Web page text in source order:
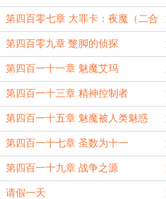
第四百零七章 大罪卡：夜魔（二合
一）
第四百零九章 蹩脚的侦探
第四百一十一章 魅魔艾玛
第四百一十三章 精神控制者
第四百一十五章 魅魔被人类魅惑
了？
第四百一十七章 圣数为十一
第四百一十九章 战争之源
请假一天